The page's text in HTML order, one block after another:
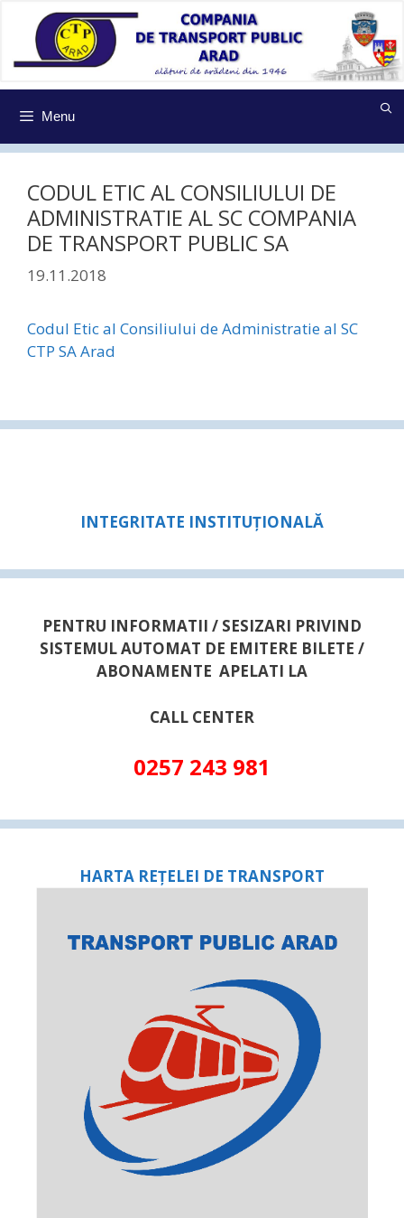
conținut
Menu
CODUL ETIC AL CONSILIULUI DE
ADMINISTRATIE AL SC COMPANIA
DE TRANSPORT PUBLIC SA
19.11.2018
Codul Etic al Consiliului de Administratie al SC
CTP SA Arad
INTEGRITATE INSTITUȚIONALĂ
PENTRU INFORMATII / SESIZARI PRIVIND
SISTEMUL AUTOMAT DE EMITERE BILETE /
ABONAMENTE APELATI LA
CALL CENTER
0257 243 981
HARTA REȚELEI DE TRANSPORT